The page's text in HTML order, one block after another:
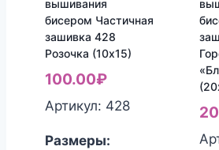
вышивания
бисером Частичная
зашивка 428
Розочка (10х15)
100.00₽
Артикул: 428
Размеры: